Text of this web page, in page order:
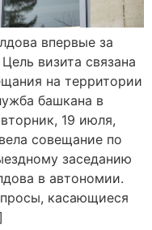
впервые за
визита связана
на территории
башкана в
19 июля,
совещание по
заседанию
в автономии.
касающиеся